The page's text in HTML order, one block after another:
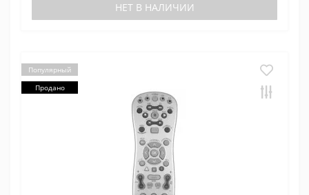
НЕТ В НАЛИЧИИ
Популярный
Продано